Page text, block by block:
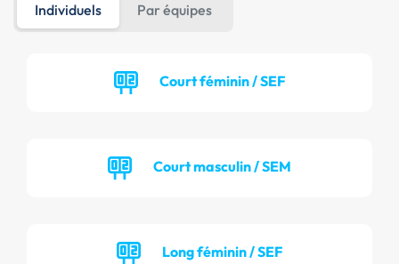
Individuels Par équipes
Court féminin / SEF
Court masculin / SEM
Long féminin / SEF